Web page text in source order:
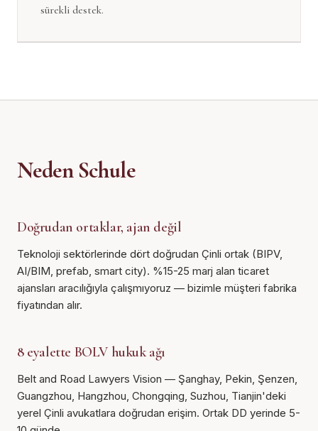
sürekli destek.
Neden Schule
Doğrudan ortaklar, ajan değil
Teknoloji sektörlerinde dört doğrudan Çinli ortak (BIPV,
AI/BIM, prefab, smart city). %15-25 marj alan ticaret
ajansları aracılığıyla çalışmıyoruz — bizimle müşteri fabrika
fiyatından alır.
8 eyalette BOLV hukuk ağı
Belt and Road Lawyers Vision — Şanghay, Pekin, Şenzen,
Guangzhou, Hangzhou, Chongqing, Suzhou, Tianjin'deki
yerel Çinli avukatlara doğrudan erişim. Ortak DD yerinde 5-